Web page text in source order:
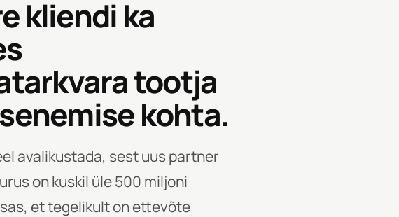
kliendi ka
tootja
kohta.
avalikustada, sest uus partner
on kuskil üle 500 miljoni
et tegelikult on ettevõte